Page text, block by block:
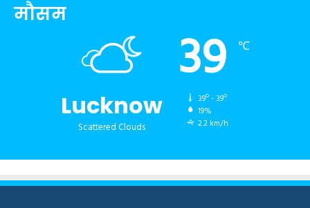
मौसम
Lucknow
Scattered Clouds
39 ℃
39º - 39º
19%
2.2 km/h